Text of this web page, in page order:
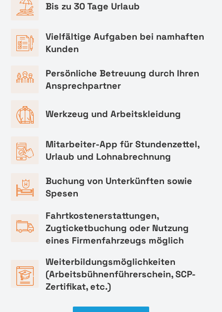
Bis zu 30 Tage Urlaub
Vielfältige Aufgaben bei namhaften
Kunden
Persönliche Betreuung durch Ihren
Ansprechpartner
Werkzeug und Arbeitskleidung
Mitarbeiter-App für Stundenzettel,
Urlaub und Lohnabrechnung
Buchung von Unterkünften sowie
Spesen
Fahrtkostenerstattungen,
Zugticketbuchung oder Nutzung
eines Firmenfahrzeugs möglich
Weiterbildungsmöglichkeiten
(Arbeitsbühnenführerschein, SCP-
Zertifikat, etc.)